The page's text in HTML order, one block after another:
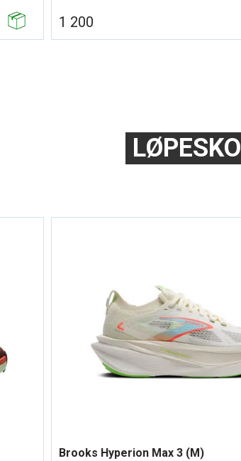
800
LØPESKO
Brooks Hyperion Max 3 (M)